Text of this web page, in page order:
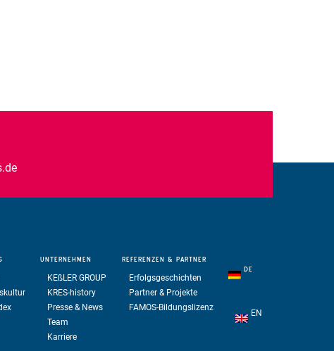
UNTERNEHMEN
KEßLER GROUP
KRES-history
Presse & News
Team
Karriere
REFERENZEN & PARTNER
Erfolgsgeschichten
Partner & Projekte
FAMOS-Bildungslizenz
DE
EN